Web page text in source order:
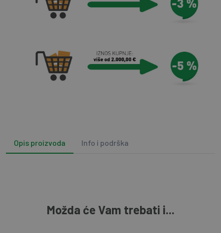
Opis proizvoda Info i podrška
Možda će Vam trebati i...